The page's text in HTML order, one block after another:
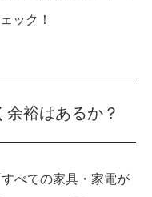
ック！
裕はあるか？
べての家具・家電が